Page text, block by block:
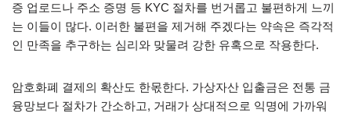
증 업로드나 주소 증명 등 KYC 절차를 번거롭고 불편하게 느끼
는 이들이 많다. 이러한 불편을 제거해 주겠다는 약속은 즉각적
인 만족을 추구하는 심리와 맞물려 강한 유혹으로 작용한다.
암호화폐 결제의 확산도 한몫한다. 가상자산 입출금은 전통 금
융망보다 절차가 간소하고, 거래가 상대적으로 익명에 가까워